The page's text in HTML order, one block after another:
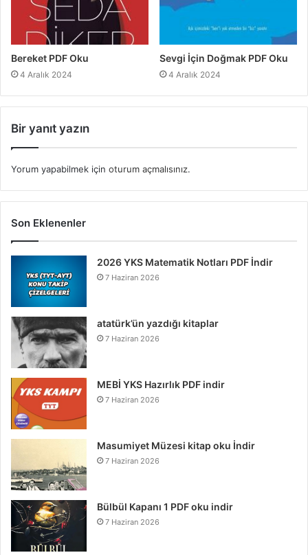
Bereket PDF Oku
4 Aralık 2024
Sevgi İçin Doğmak PDF Oku
4 Aralık 2024
Bir yanıt yazın
Yorum yapabilmek için oturum açmalısınız.
Son Eklenenler
2026 YKS Matematik Notları PDF İndir
7 Haziran 2026
atatürk’ün yazdığı kitaplar
7 Haziran 2026
MEBİ YKS Hazırlık PDF indir
7 Haziran 2026
Masumiyet Müzesi kitap oku İndir
7 Haziran 2026
Bülbül Kapanı 1 PDF oku indir
7 Haziran 2026